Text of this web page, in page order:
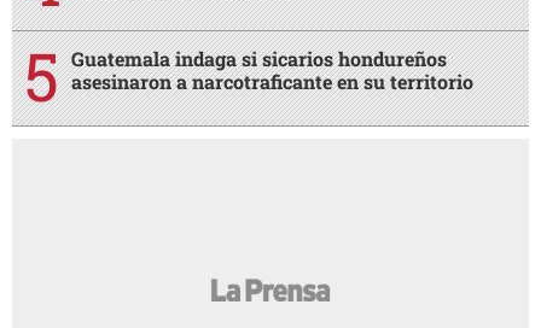
Guatemala indaga si sicarios hondureños
asesinaron a narcotraficante en su territorio